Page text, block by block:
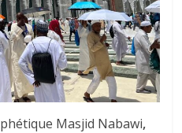
Masjid Nabawi,